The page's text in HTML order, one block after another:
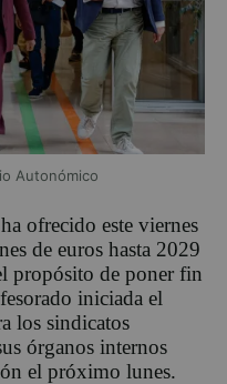
Autonómico
ofrecido este viernes
de euros hasta 2029
propósito de poner fin
iniciada el
los sindicatos
órganos internos
el próximo lunes.